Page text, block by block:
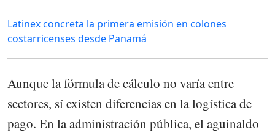
Latinex concreta la primera emisión en colones
costarricenses desde Panamá
Aunque la fórmula de cálculo no varía entre
sectores, sí existen diferencias en la logística de
pago. En la administración pública, el aguinaldo